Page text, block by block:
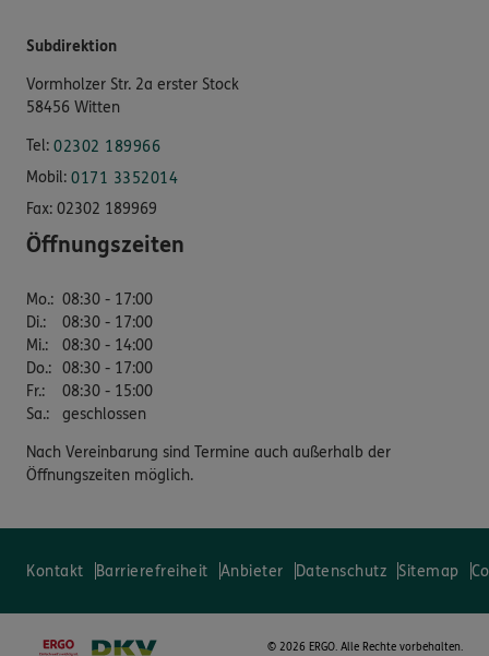
Subdirektion
Vormholzer Str. 2a erster Stock
58456 Witten
Tel: 02302 189966
Mobil: 0171 3352014
Fax: 02302 189969
Öffnungszeiten
Mo.: 08:30 - 17:00
Di.:
08:30 - 17:00
Mi.:
08:30 - 14:00
Do.: 08:30 - 17:00
Fr.:
08:30 - 15:00
Sa.: geschlossen
Nach Vereinbarung sind Termine auch außerhalb der
Öffnungszeiten möglich.
Kontakt Barrierefreiheit Anbieter Datenschutz Sitemap
© 2026 ERGO. Alle Rechte vorbehalten.